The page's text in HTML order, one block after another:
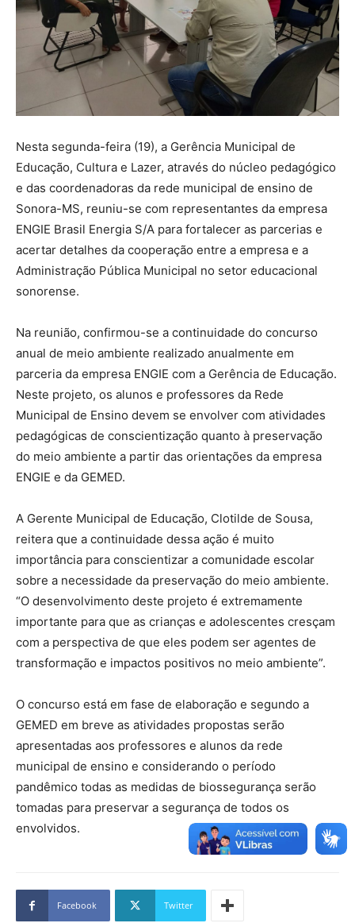
Nesta segunda-feira (19), a Gerência Municipal de
Educação, Cultura e Lazer, através do núcleo pedagógico
e das coordenadoras da rede municipal de ensino de
Sonora-MS, reuniu-se com representantes da empresa
ENGIE Brasil Energia S/A para fortalecer as parcerias e
acertar detalhes da cooperação entre a empresa e a
Administração Pública Municipal no setor educacional
sonorense.
Na reunião, confirmou-se a continuidade do concurso
anual de meio ambiente realizado anualmente em
parceria da empresa ENGIE com a Gerência de Educação.
Neste projeto, os alunos e professores da Rede
Municipal de Ensino devem se envolver com atividades
pedagógicas de conscientização quanto à preservação
do meio ambiente a partir das orientações da empresa
ENGIE e da GEMED.
A Gerente Municipal de Educação, Clotilde de Sousa,
reitera que a continuidade dessa ação é muito
importância para conscientizar a comunidade escolar
sobre a necessidade da preservação do meio ambiente.
“O desenvolvimento deste projeto é extremamente
importante para que as crianças e adolescentes cresçam
com a perspectiva de que eles podem ser agentes de
transformação e impactos positivos no meio ambiente”.
O concurso está em fase de elaboração e segundo a
GEMED em breve as atividades propostas serão
apresentadas aos professores e alunos da rede
municipal de ensino e considerando o período
pandêmico todas as medidas de biossegurança serão
tomadas para preservar a segurança de todos os
envolvidos.
Facebook Twitter